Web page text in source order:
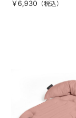
￥6,930